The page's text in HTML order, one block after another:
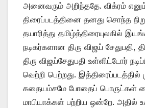
அனைவரும் அறிந்ததே. விக்ரம்
திரைப்படத்தினை தனது சொந்த
தயாரித்து தமிழ்த்திரையுலகில்
நடிகர்களான திரு விஜய் சேதுபதி,
திரு விஜய்சேதுபதி உள்ளிட்டோர்
வெற்றி பெற்றது. இத்திரைப்படத்தில்
கதையம்சமே போதைப் பொருட்கள்
மாபியாக்கள் பற்றிய ஒன்றே. அதில்